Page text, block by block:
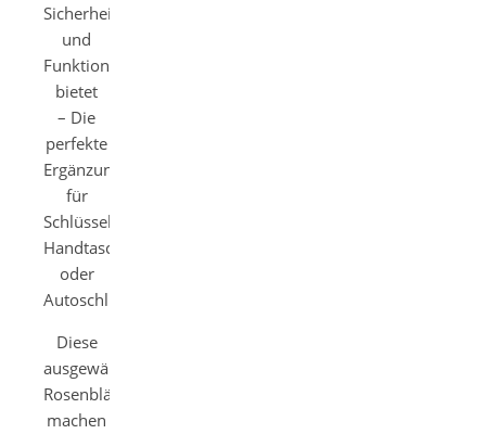
Sicherheit
und
Funktionalität
bietet
– Die
perfekte
Ergänzung
für
Schlüssel,
Handtaschen
oder
Autoschlüssel
Diese
ausgewählten
Rosenblätter
machen